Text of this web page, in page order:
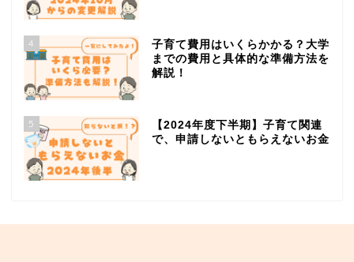
4
子育て費用はいくらかかる？大学
までの費用と具体的な準備方法を
解説！
5
【2024年度下半期】子育て関連
で、申請しないともらえないお金